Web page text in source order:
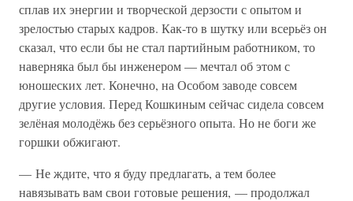
сплав их энергии и творческой дерзости с опытом и
зрелостью старых кадров. Как-то в шутку или всерьёз он
сказал, что если бы не стал партийным работником, то
наверняка был бы инженером — мечтал об этом с
юношеских лет. Конечно, на Особом заводе совсем
другие условия. Перед Кошкиным сейчас сидела совсем
зелёная молодёжь без серьёзного опыта. Но не боги же
горшки обжигают.
— Не ждите, что я буду предлагать, а тем более
навязывать вам свои готовые решения, — продолжал